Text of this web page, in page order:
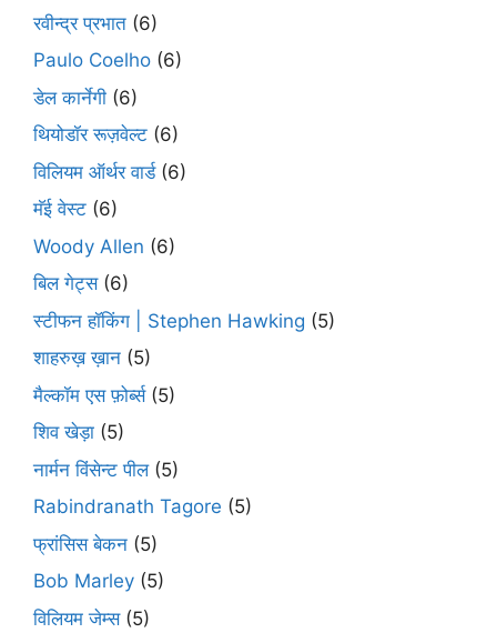
रवीन्द्र प्रभात (6)
Paulo Coelho (6)
डेल कार्नेगी (6)
थियोडॉर रूज़वेल्ट (6)
विलियम ऑर्थर वार्ड(6)
मॅई वेस्ट (6)
Woody Allen (6)
बिल गेट्स(6)
स्टीफन हॉकिंग | Stephen Hawking (5)
शाहरुख़ ख़ान (5)
मैल्कॉम एस फ़ोर्ब्स(5)
शिव खेड़ा (5)
नार्मन विंसेन्ट पील(5)
Rabindranath Tagore (5)
फ्रांसिस बेकन (5)
Bob Marley (5)
विलियम जेम्स(5)